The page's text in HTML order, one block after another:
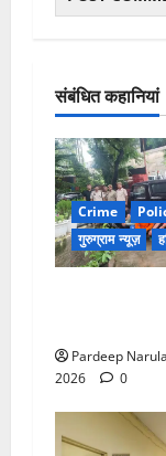
संबंधित कहानियां
Crime
गुरुग्राम न्यूज़
Pardeep Narula
2026
0